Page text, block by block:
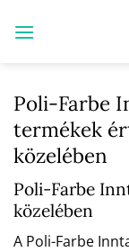
Poli-Farbe
termékek
közelében
Poli-Farbe
közelében
A Poli-Farbe